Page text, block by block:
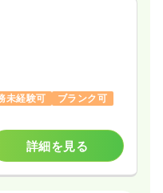
未経験可
ブランク可
詳細を見る